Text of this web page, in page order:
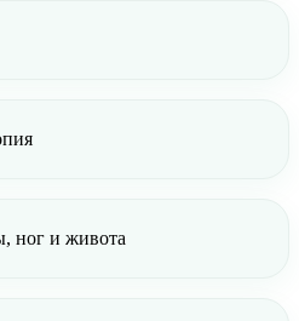
ног и живота